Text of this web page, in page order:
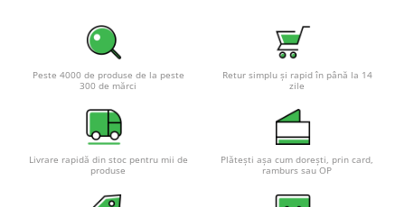
Peste 4000 de produse de la peste
300 de mărci
Retur simplu și rapid în până la 14
zile
Livrare rapidă din stoc pentru mii de
produse
Plătești așa cum dorești, prin card,
ramburs sau OP